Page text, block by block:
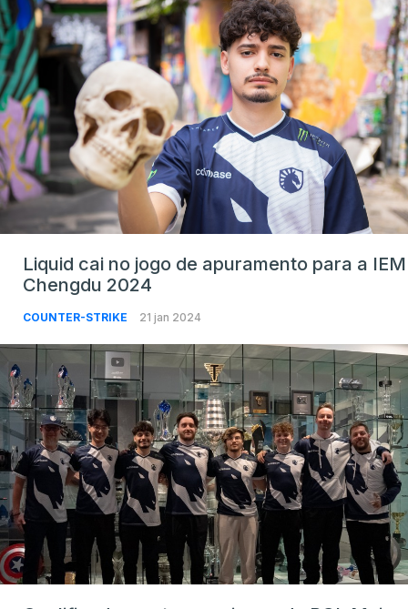
Liquid cai no jogo de apuramento para a IEM
Chengdu 2024
COUNTER-STRIKE 21 jan 2024